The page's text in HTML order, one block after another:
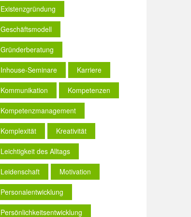
Existenzgründung
Geschäftsmodell
Gründerberatung
Inhouse-Seminare Karriere
Kommunikation Kompetenzen
Kompetenzmanagement
Komplexität Kreativität
Leichtigkeit des Alltags
Leidenschaft Motivation
Personalentwicklung
Persönlichkeitsentwicklung